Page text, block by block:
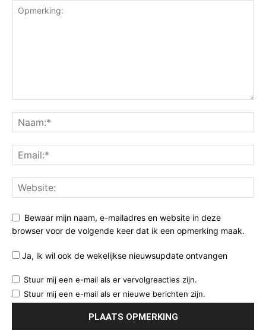
Bewaar mijn naam, e-mailadres en website in deze
browser voor de volgende keer dat ik een opmerking maak.
Ja, ik wil ook de wekelijkse nieuwsupdate ontvangen
Stuur mij een e-mail als er vervolgreacties zijn.
Stuur mij een e-mail als er nieuwe berichten zijn.